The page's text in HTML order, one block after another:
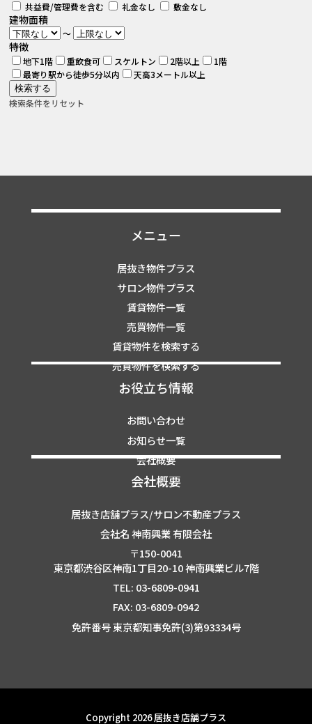
共益費/管理費を含む
礼金なし 敷金なし
建物面積
～
特徴
地下1階 重飲食可 スケルトン 2階以上
1階
最寄り駅から徒歩5分以内
天高3メートル以上
検索条件をリセット
メニュー
居抜き物件プラス
サロン物件プラス
賃貸物件一覧
売買物件一覧
賃貸物件を検索する
売買物件を検索する
お役立ち情報
お問い合わせ
お知らせ一覧
会社概要
会社概要
居抜き店舗プラス/サロン不動産プラス
会社名 神南興業 有限会社
〒150-0041
東京都渋谷区神南1丁目20-10 神南興業ビル7階
TEL: 03-6809-0941
FAX: 03-6809-0942
免許番号 東京都知事免許(3)第93334号
Copyright 2026 居抜き店舗プラス